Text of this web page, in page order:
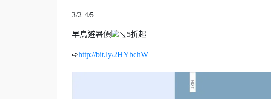
3/2-4/5
早鳥避暑價 5折起
➪http://bit.ly/2HYbdhW